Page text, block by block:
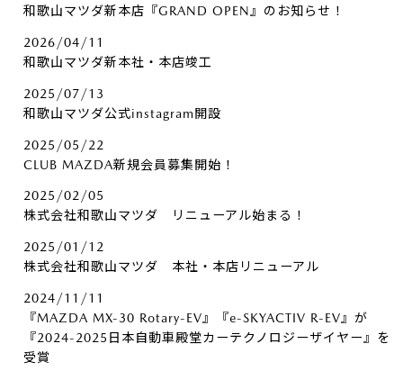
和歌山マツダ新本店『GRAND OPEN』のお知らせ！
2026/04/11
和歌山マツダ新本社・本店竣工
2025/07/13
和歌山マツダ公式instagram開設
2025/05/22
CLUB MAZDA新規会員募集開始！
2025/02/05
株式会社和歌山マツダ リニューアル始まる！
2025/01/12
株式会社和歌山マツダ 本社・本店リニューアル
2024/11/11
『MAZDA MX-30 Rotary-EV』『e-SKYACTIV R-EV』が
『2024-2025日本自動車殿堂カーテクノロジーザイヤー』を
受賞